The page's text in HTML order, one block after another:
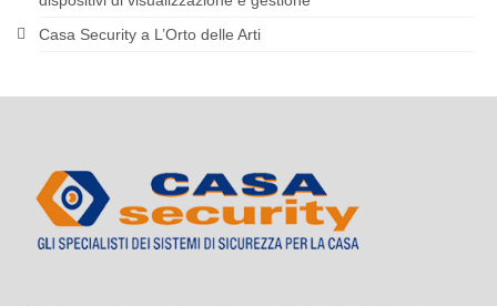
Casa Security a L’Orto delle Arti